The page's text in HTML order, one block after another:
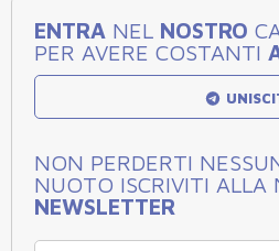
ENTRA NEL NOSTRO
PER AVERE COSTANTI
NON PERDERTI
NUOTO ISCRIVITI ALLA
NEWSLETTER